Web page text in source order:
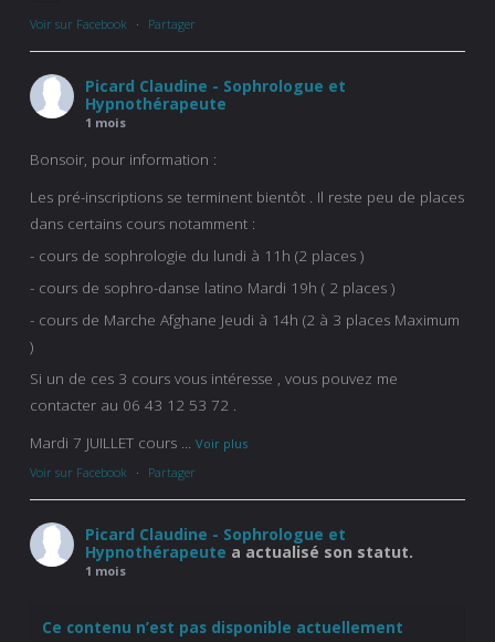
Voir sur Facebook · Partager
Picard Claudine - Sophrologue et
Hypnothérapeute
1 mois
Bonsoir, pour information :
Les pré-inscriptions se terminent bientôt . Il reste peu de places
dans certains cours notamment :
- cours de sophrologie du lundi à 11h (2 places )
- cours de sophro-danse latino Mardi 19h ( 2 places )
- cours de Marche Afghane Jeudi à 14h (2 à 3 places Maximum
)
Si un de ces 3 cours vous intéresse , vous pouvez me
contacter au 06 43 12 53 72 .
Mardi 7 JUILLET cours ... Voir plus
Voir sur Facebook · Partager
Picard Claudine - Sophrologue et
Hypnothérapeute a actualisé son statut.
1 mois
Ce contenu n’est pas disponible actuellement